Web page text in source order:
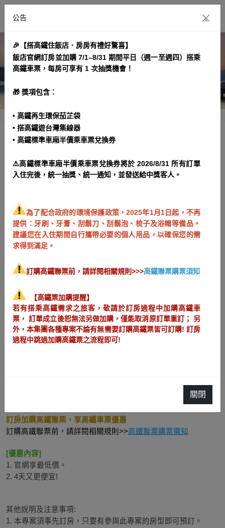
專案期間： 2025/04/14~2027/03/31
連住4天優惠專案  [不含早餐]
4天又更便宜!
洛碁正式推出4天連住優惠方案，讓您可以享受更長時間放鬆與
舒適的體驗!
專案內容：連住4天優惠專案
專案房型：各高鐵聯票館店之全部房型
專案銷售日期：2025/04/14~2026/03/31
住房優惠期間：2025/04/14~2026/03/31
訂房加購高鐵聯票，享高鐵車票優惠
訂購高鐵聯票前，請詳閱相關規則>>高鐵聯票購票需知
[優惠內容]
1. 官網享最低價。
2. 4天又更便宜!
其他說明及注意事項:
1. 本專案須事先訂房，只要有參與此專案的房型即可預訂。
公告 ×
🎉【搭高鐵住飯店．房房有禮好驚喜】
飯店官網訂房並加購 7/1–8/31 期間平日（週一至週四）搭乘
高鐵車票，每房可享有 1 次抽獎機會！
🎁 獎項包含：
• 高鐵再生環保茄芷袋
• 搭高鐵遊台灣集線器
• 高鐵標準車廂半價乘車票兌換券
⚠️高鐵標準車廂半價乘車票兌換券將於 2026/8/31 所有訂單
入住完後，統一抽獎、統一通知，並發送給中獎客人。
為了配合政府的環境保護政策，2025年1月1日起，不再
提供：牙刷、牙膏、刮鬍刀、刮鬍泡、梳子及浴帽等備品。
建議您在入住期間自行攜帶必要的個人用品，以確保您的需
求得到滿足。
訂購高鐵聯票前，請詳閱相關規則>>>高鐵聯票購票須知
【高鐵票加購提醒】
若有搭乘高鐵需求之旅客，敬請於訂房過程中加購高鐵車
票， 訂單成立後恕無法另做加購，僅能取消原訂單重訂； 另
外，本集團各種專案不論有無需要訂購高鐵票皆可訂購! 訂房
過程中跳過加購高鐵票之流程即可!
關閉